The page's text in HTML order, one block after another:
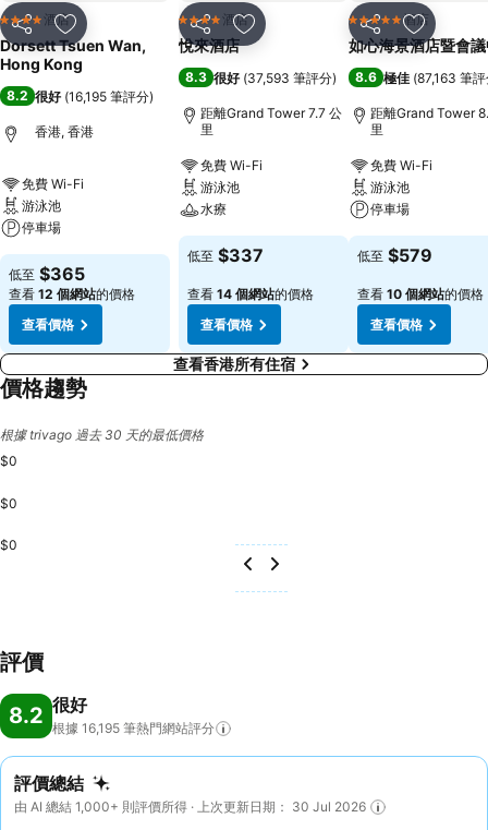
分享 放到收藏夾
4 星級 酒店
Dorsett Tsuen Wan,
Hong Kong
8.2 很好 (16,195 筆評分)
香港, 香港
免費 Wi-Fi
游泳池
停車場
低至 $365
查看 12 個網站的價格
查看價格
分享 放到收藏夾
4 星級 酒店
悅來酒店
8.3 很好 (37,593 筆評分)
距離Grand Tower 7.7 公
里
免費 Wi-Fi
游泳池
水療
低至 $337
查看 14 個網站的價格
查看價格
分享 放到收藏
5 星級 酒店
如心海景酒店暨會
8.6 極佳 (87,163 筆
距離Grand Tower
里
免費 Wi-Fi
游泳池
停車場
低至 $579
查看 10 個網站的價格
查看價格
查看香港所有住宿
價格趨勢
根據 trivago 過去 30 天的最低價格
$0
$0
$0
評價
8.2 很好
根據 16,195 筆熱門網站評分
評價總結
由 AI 總結 1,000+ 則評價所得 · 上次更新日期： 30 Jul 2026